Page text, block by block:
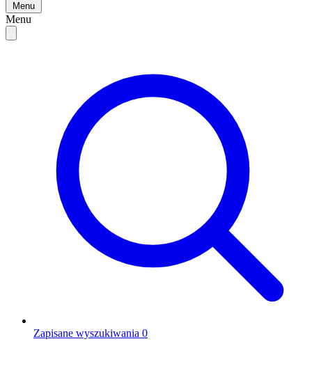
Menu
Menu
Zapisane wyszukiwania 0